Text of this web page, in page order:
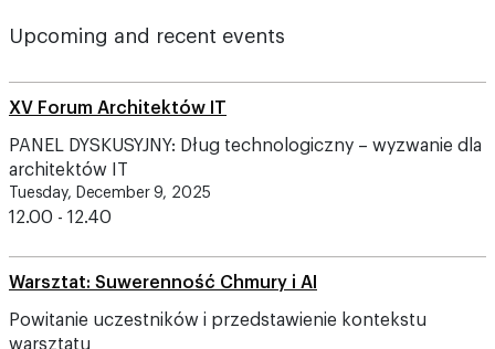
Upcoming and recent events
XV Forum Architektów IT
PANEL DYSKUSYJNY: Dług technologiczny – wyzwanie dla
architektów IT
Tuesday, December 9, 2025
12.00 - 12.40
Warsztat: Suwerenność Chmury i AI
Powitanie uczestników i przedstawienie kontekstu
warsztatu